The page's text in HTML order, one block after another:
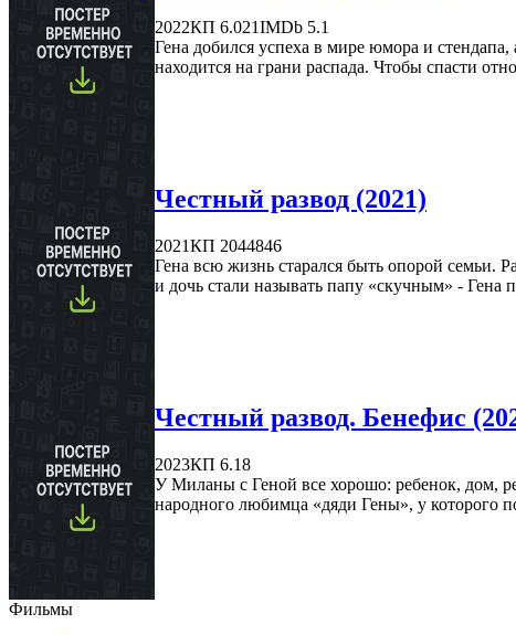
2022КП 6.021IMDb 5.1
Гена добился успеха в мире юмора и
находится на грани распада. Чтобы спасти
Честный развод (2021)
2021КП 2044846
Гена всю жизнь старался быть опорой семьи.
и дочь стали называть папу «скучным» - Гена
Честный развод. Бенефис
2023КП 6.18
У Миланы с Геной все хорошо: ребенок, дом,
народного любимца «дяди Гены», у которого
Фильмы